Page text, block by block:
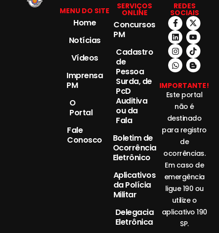
MENU DO SITE
Home
Notícias
Vídeos
Imprensa
PM
O
Portal
Fale
Conosco
SERVIÇOS
ONLINE
Concursos
PM
Cadastro
de
Pessoa
Surda, de
PcD
Auditiva
ou da
Fala
Boletim de
Ocorrência
Eletrônico
Aplicativos
da Polícia
Militar
Delegacia
Eletrônica
REDES
SOCIAIS
IMPORTANTE!
Este portal
não é
destinado
para registro
de
ocorrências.
Em caso de
emergência
ligue 190 ou
utilize o
aplicativo 190
SP.